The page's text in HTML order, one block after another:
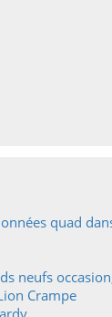
quad
neufs
Crampe